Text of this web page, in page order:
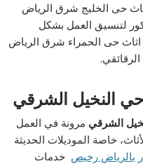
حى الخليج شرق الرياض
لتنسيق العمل بشكل
حى الحمراء شرق الرياض
النخيل الشرقي
الشرقي مرونة في العمل
خاصة الموديلات الحديثة
بالرياض رخيص خدمات